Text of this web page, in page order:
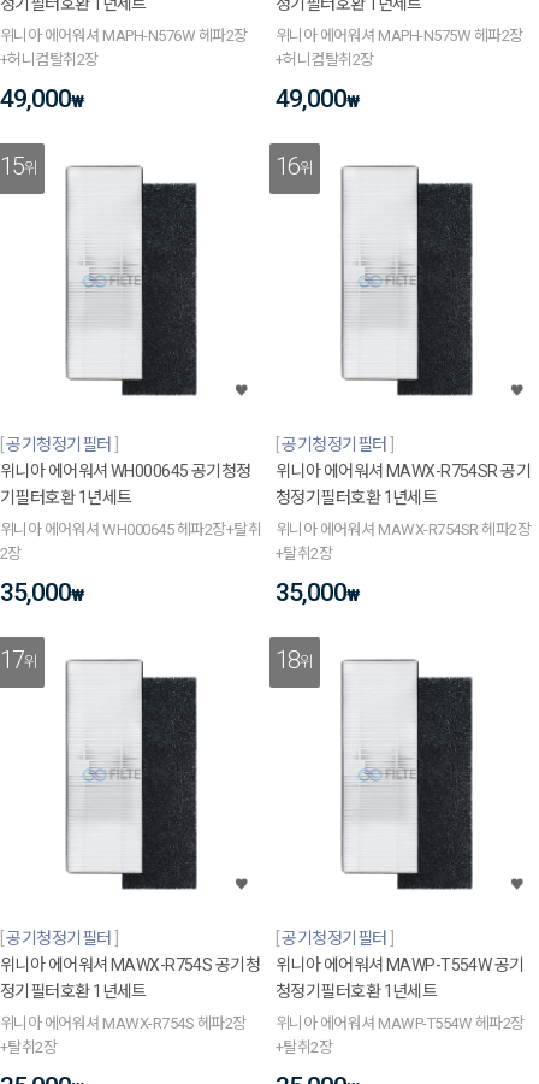
위니아 에어워셔 MAPH-N576W 헤파2장
+허니컴탈취2장
49,000₩
위니아 에어워셔 MAPH-N575W 헤파2장
+허니컴탈취2장
49,000₩
15위
공기청정기필터
위니아 에어워셔 WH000645 공기청정
기필터호환 1년세트
위니아 에어워셔 WH000645 헤파2장+탈취
2장
35,000₩
16위
공기청정기필터
위니아 에어워셔 MAWX-R754SR 공기
청정기필터호환 1년세트
위니아 에어워셔 MAWX-R754SR 헤파2장
+탈취2장
35,000₩
17위
공기청정기필터
위니아 에어워셔 MAWX-R754S 공기청
정기필터호환 1년세트
위니아 에어워셔 MAWX-R754S 헤파2장
+탈취2장
18위
공기청정기필터
위니아 에어워셔 MAWP-T554W 공기
청정기필터호환 1년세트
위니아 에어워셔 MAWP-T554W 헤파2장
+탈취2장